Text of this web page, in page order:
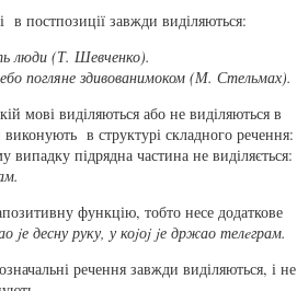
в постпозиції завжди виділяються:
люди (Т. Шевченко).
погляне здивованимоком (М. Стельмах).
мові виділяються або не виділяються в
в структурі складного речення:
підрядна частина не виділяється:
функцію, тобто несе додаткове
jе десну руку, у коjоj jе држао телeграм.
речення завжди виділяються, і не